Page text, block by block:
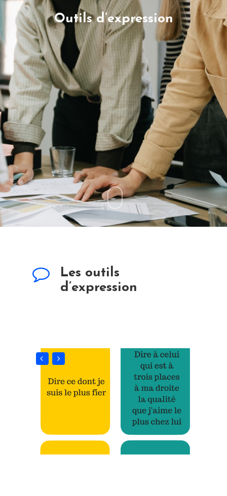
Outils d’expression
Les outils
d’expression